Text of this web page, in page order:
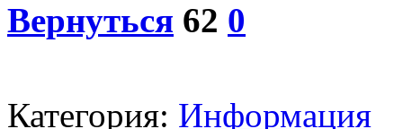
Вернуться 62 0
Категория: Информация